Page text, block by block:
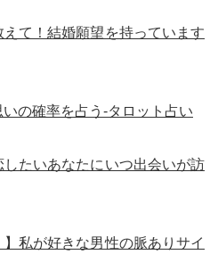
て！結婚願望を持っています
の確率を占う-タロット占い
したいあなたにいつ出会いが訪
】私が好きな男性の脈ありサイ